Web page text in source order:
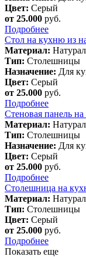
Цвет: Серый
от 25.000 руб.
Подробнее
Стол на кухню из
Материал:
Тип: Столешницы
Назначение: Для
Цвет: Серый
от 25.000 руб.
Подробнее
Стеновая панель
Материал:
Тип: Столешницы
Назначение: Для
Цвет: Серый
от 25.000 руб.
Подробнее
Столешница на
Материал:
Тип: Столешницы
Цвет: Серый
от 25.000 руб.
Подробнее
Показать еще